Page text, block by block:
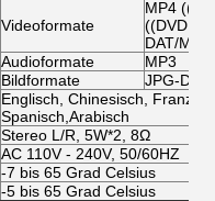
Videoformate
MP4
DAT/
Audioformate
MP3
Bildformate
JPG-Datei
Englisch, Chinesisch,
Spanisch,Arabisch
Stereo L/R, 5W*2, 8Ω
AC 110V - 240V, 50/60HZ
-7 bis 65 Grad Celsius
-5 bis 65 Grad Celsius